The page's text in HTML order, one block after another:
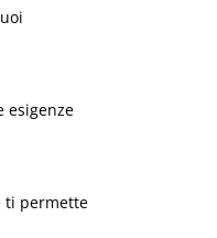
esigenze
ti permette